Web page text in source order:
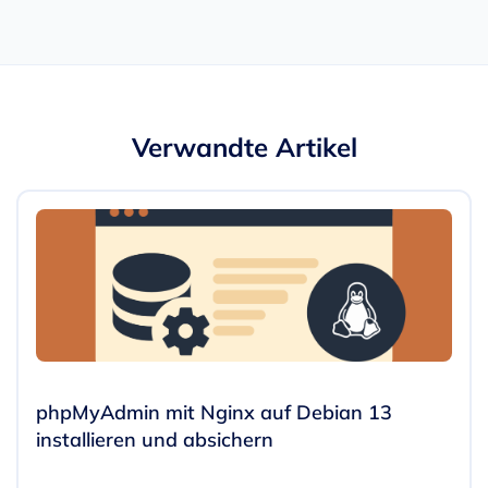
Verwandte Artikel
phpMyAdmin mit Nginx auf Debian 13
installieren und absichern